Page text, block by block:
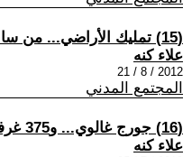
(15) تمليك الأراضي... من ساجدة الى مجلس النواب
علاء كنه
2012 / 8 / 21
المجتمع المدني
(16) جورج غالوي... و375 غرفة وغرفة
علاء كنه